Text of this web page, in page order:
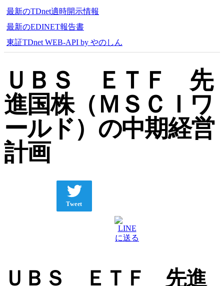
最新のTDnet適時開示情報
最新のEDINET報告書
東証TDnet WEB-API by やのしん
ＵＢＳ ＥＴＦ 先
進国株（ＭＳＣＩワ
ールド）の中期経営
計画
Tweet
ＵＢＳ ＥＴＦ 先進